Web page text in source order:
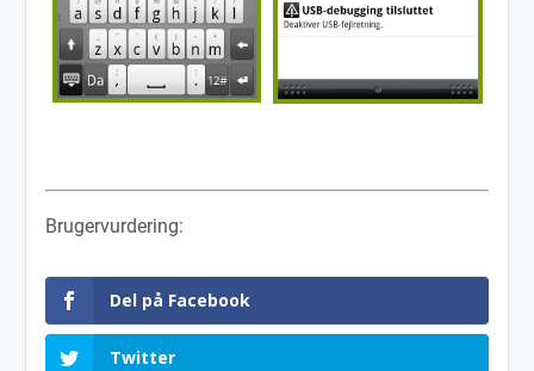
Brugervurdering:
Del på Facebook
Twitter